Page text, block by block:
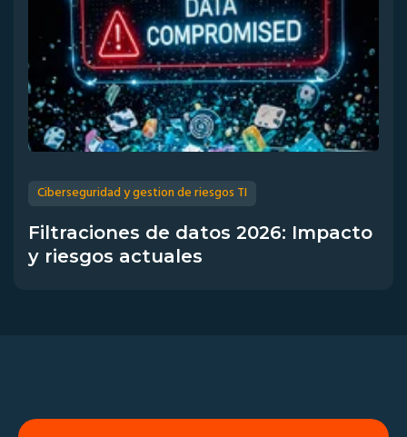
Ciberseguridad y gestion de riesgos TI
Filtraciones de datos 2026: Impacto
y riesgos actuales